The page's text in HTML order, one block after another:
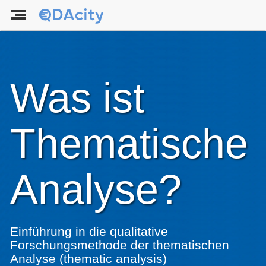
Was ist
Thematische
Analyse?
Einführung in die qualitative
Forschungsmethode der thematischen
Analyse (thematic analysis)